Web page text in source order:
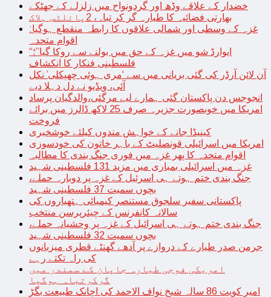
خضدار کے علاقے وڈھ اور گردونواح میں زلزلے کے جھٹکے
بھارتی فضائیہ کا طیارہ گر کر تباہ، 2پائلٹس ہلاک
غزہ کے وسطی اور شمالی علاقوں کا رابطہ منقطع ہوگیا:
اقوام متحدہ
“ایوارڈ شو میں غزہ کے حق میں بولنے سے روکا گیا”؛
فلسطینی فنکار کا انکشاف
آن لائن آرڈر کی گئی بریانی میں سے ‘مری ہوئی چھپکلی’ نکل
آئی، ویڈیو نے دل دہلا دیے
انجوجس دن پاکستان گئی ہمارے لیے مرگئی،والدگیان پرساد
امریکا میں خوبصورت جزیرہ صرف 25 لاکھ ڈالرز میں برائے
فروخت
کینیڈا جانے کے خواہش مندوں کیلئے خوشخبری
امریکا میں اسرائیلی قونصلیٹ کے باہر خاتون کی خودسوزی
اقوام متحدہ کا پھر غزہ میں فوری جنگ بندی کا مطالبہ
غزہ میں اسرائیلی بمباری میں مزید 131 فلسطینی شہید
جنگ بندی ختم ہوتے ہی اسرئیل کے غزہ پر دوبارہ حملے،
بچوں سمیت 37 فلسطینی شہید
پاکستانی سفیر سلجوق مستنصر کیمیائی ہتھیاروں کی
سالانہ کانفرنس کے چیئرپرسن منتخب
جنگ بندی ختم ہوتے ہی اسرائیل کے غزہ پر وحشیانہ حملے،
بچوں سمیت 32 فلسطینی شہید
جرمن صدر طیارے کے دروازے پر آدھے گھنٹے قطری میزبانوں
کی راہ تکتے رہے
امریکی فوجی طیارہ جاپان کے سمندر میں
گرکرتباہ ہوگیا
امیرِ کویت 86 سالہ شیخ نواف الاحمد کی اچانک طبیعت بگڑ